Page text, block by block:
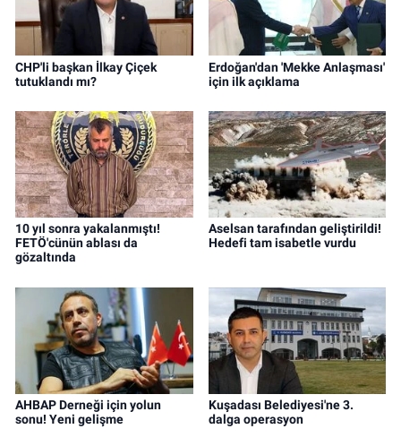
CHP'li başkan İlkay Çiçek
tutuklandı mı?
Erdoğan'dan 'Mekke Anlaşması'
için ilk açıklama
10 yıl sonra yakalanmıştı!
FETÖ'cünün ablası da
gözaltında
Aselsan tarafından geliştirildi!
Hedefi tam isabetle vurdu
AHBAP Derneği için yolun
sonu! Yeni gelişme
Kuşadası Belediyesi'ne 3.
dalga operasyon